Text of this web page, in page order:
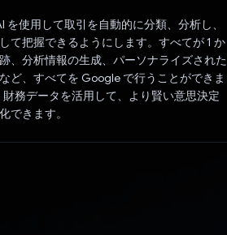
使用して取引を自動的に分類、分析し、
て把握できるようにします。すべてが 1 か
、分析情報の生成、パーソナライズされた
ど、すべてを Google で行うことができま
務データを活用して、より賢い意思決定
できます。